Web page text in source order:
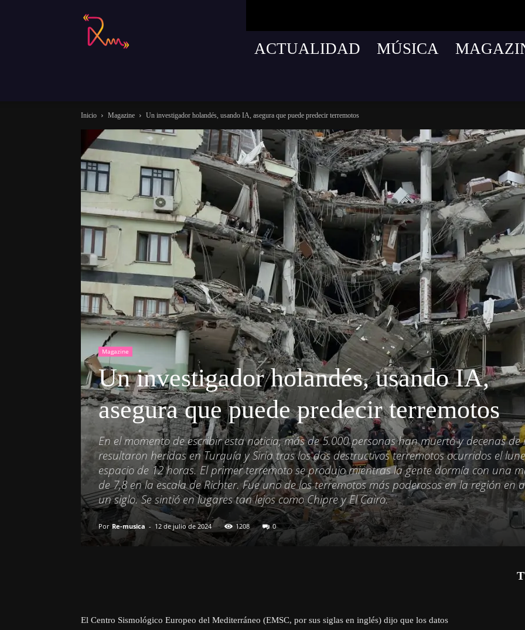
Remusica
ACTUALIDAD MÚSICA
Inicio Magazine Un investigador holandés, usando IA, asegura que puede predecir terremotos
Magazine
Un investigador holandés, usando IA,
asegura que puede predecir terremotos
En el momento de escribir esta noticia, más de 5.000 personas han muerto y decenas de
resultaron heridas en Turquía y Siria tras los dos destructivos terremotos ocurridos el
espacio de 12 horas. El primer terremoto se produjo mientras la gente dormía con una
de 7,8 en la escala de Richter. Fue uno de los terremotos más poderosos en la región en
un siglo. Se sintió en lugares tan lejos como Chipre y El Cairo.
Por Re-musica - 12 de julio de 2024 1208 0
El Centro Sismológico Europeo del Mediterráneo (EMSC, por sus siglas en inglés) dijo que los datos